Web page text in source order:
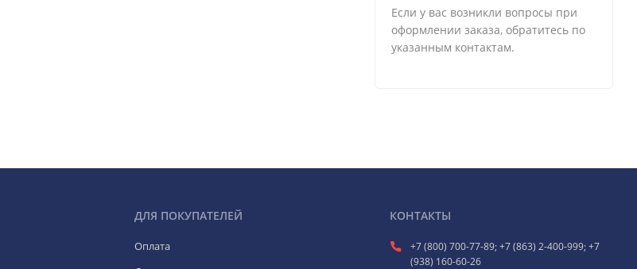
Если у вас возникли вопросы при
оформлении заказа, обратитесь по
указанным контактам.
ДЛЯ ПОКУПАТЕЛЕЙ
Оплата
КОНТАКТЫ
+7 (800) 700-77-89; +7 (863) 2-400-999; +7
(938) 160-60-26